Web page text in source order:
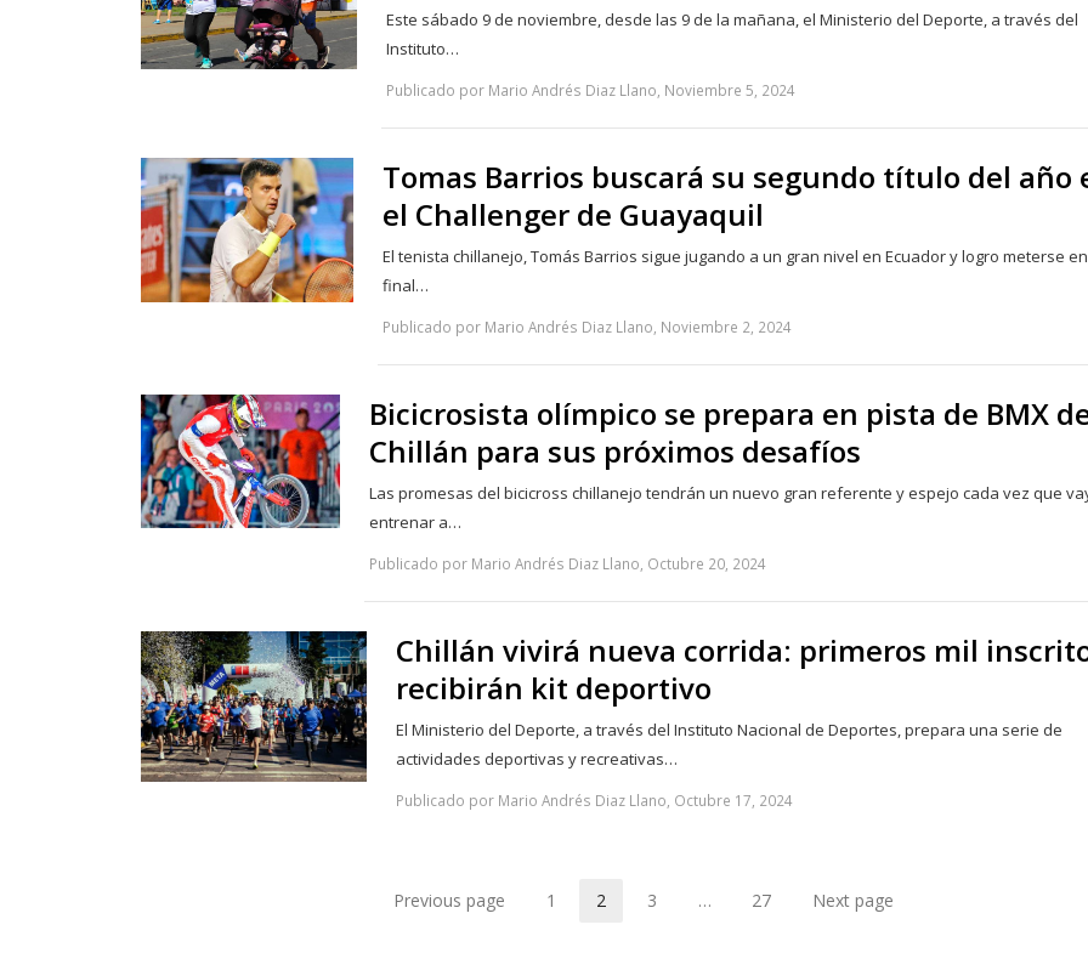
Este sábado 9 de noviembre, desde las 9 de la mañana, el Ministerio del Deporte, a través del
Instituto…
Publicado por Mario Andrés Diaz Llano, Noviembre 5, 2024
Tomas Barrios buscará su segundo título del año
el Challenger de Guayaquil
El tenista chillanejo, Tomás Barrios sigue jugando a un gran nivel en Ecuador y logro meterse
final…
Publicado por Mario Andrés Diaz Llano, Noviembre 2, 2024
Bicicrosista olímpico se prepara en pista de BMX
Chillán para sus próximos desafíos
Las promesas del bicicross chillanejo tendrán un nuevo gran referente y espejo cada vez que
entrenar a…
Publicado por Mario Andrés Diaz Llano, Octubre 20, 2024
Chillán vivirá nueva corrida: primeros mil
recibirán kit deportivo
El Ministerio del Deporte, a través del Instituto Nacional de Deportes, prepara una serie de
actividades deportivas y recreativas…
Publicado por Mario Andrés Diaz Llano, Octubre 17, 2024
Previous page Page
1 Page
2 Page
3 … 27 Next page